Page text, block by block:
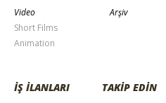
Video
Short Films
Animation
Arşiv
İŞ İLANLARI TAKİP EDİN